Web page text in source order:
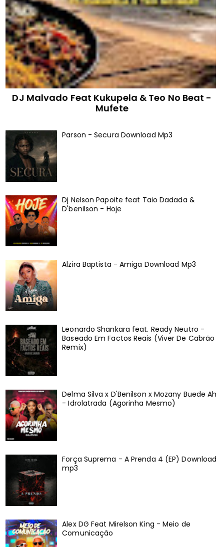
DJ Malvado Feat Kukupela & Teo No Beat -
Mufete
Parson - Secura Download Mp3
Dj Nelson Papoite feat Taio Dadada &
D'benilson - Hoje
Alzira Baptista - Amiga Download Mp3
Leonardo Shankara feat. Ready Neutro -
Baseado Em Factos Reais (Viver De Cabrão
Remix)
Delma Silva x D'Benilson x Mozany Buede Ah
- Idrolatrada (Agorinha Mesmo)
Força Suprema - A Prenda 4 (EP) Download
mp3
Alex DG Feat Mirelson King - Meio de
Comunicação